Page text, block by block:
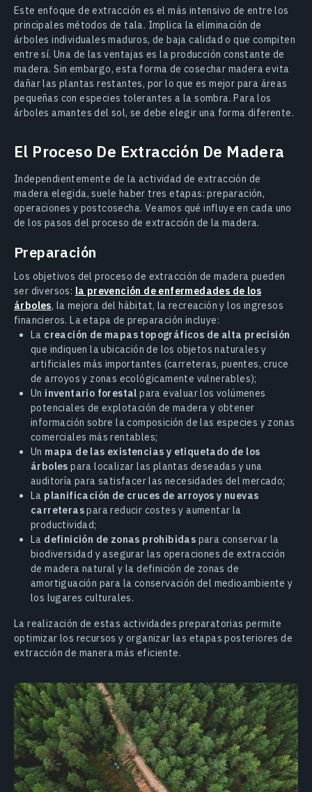
Este enfoque de extracción es el más intensivo de entre los
principales métodos de tala. Implica la eliminación de
árboles individuales maduros, de baja calidad o que compiten
entre sí. Una de las ventajas es la producción constante de
madera. Sin embargo, esta forma de cosechar madera evita
dañar las plantas restantes, por lo que es mejor para áreas
pequeñas con especies tolerantes a la sombra. Para los
árboles amantes del sol, se debe elegir una forma diferente.
El Proceso De Extracción De Madera
Independientemente de la actividad de extracción de
madera elegida, suele haber tres etapas: preparación,
operaciones y postcosecha. Veamos qué influye en cada uno
de los pasos del proceso de extracción de la madera.
Preparación
Los objetivos del proceso de extracción de madera pueden
ser diversos: la prevención de enfermedades de los
árboles, la mejora del hábitat, la recreación y los ingresos
financieros. La etapa de preparación incluye:
La creación de mapas topográficos de alta precisión
que indiquen la ubicación de los objetos naturales y
artificiales más importantes (carreteras, puentes, cruce
de arroyos y zonas ecológicamente vulnerables);
Un inventario forestal para evaluar los volúmenes
potenciales de explotación de madera y obtener
información sobre la composición de las especies y zonas
comerciales más rentables;
Un mapa de las existencias y etiquetado de los
árboles para localizar las plantas deseadas y una
auditoría para satisfacer las necesidades del mercado;
La planificación de cruces de arroyos y nuevas
carreteraspara reducir costes y aumentar la
productividad;
La definición de zonas prohibidas para conservar la
biodiversidad y asegurar las operaciones de extracción
de madera natural y la definición de zonas de
amortiguación para la conservación del medioambiente y
los lugares culturales.
La realización de estas actividades preparatorias permite
optimizar los recursos y organizar las etapas posteriores de
extracción de manera más eficiente.